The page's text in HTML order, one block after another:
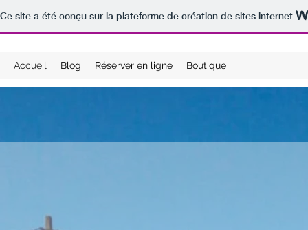
Ce site a été conçu sur la plateforme de création de sites internet
Accueil Blog Réserver en ligne Boutique